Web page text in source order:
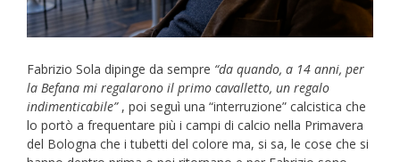
Fabrizio Sola dipinge da sempre “da quando, a 14 anni, per
la Befana mi regalarono il primo cavalletto, un regalo
indimenticabile”, poi seguì una “interruzione” calcistica che
lo portò a frequentare più i campi di calcio nella Primavera
del Bologna che i tubetti del colore ma, si sa, le cose che si